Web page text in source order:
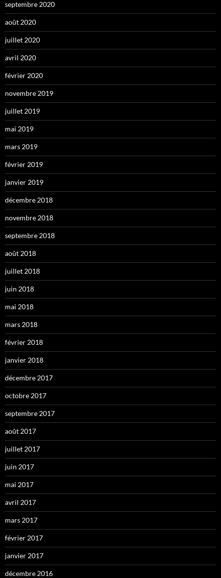
septembre 2020
août 2020
juillet 2020
avril 2020
février 2020
novembre 2019
juillet 2019
mai 2019
mars 2019
février 2019
janvier 2019
décembre 2018
novembre 2018
septembre 2018
août 2018
juillet 2018
juin 2018
mai 2018
mars 2018
février 2018
janvier 2018
décembre 2017
octobre 2017
septembre 2017
août 2017
juillet 2017
juin 2017
mai 2017
avril 2017
mars 2017
février 2017
janvier 2017
décembre 2016